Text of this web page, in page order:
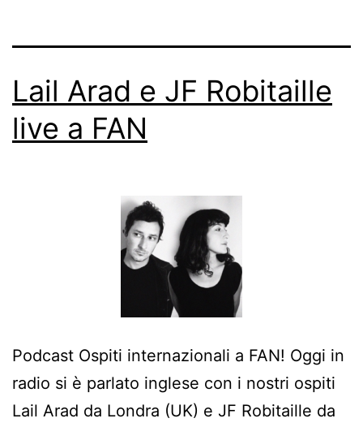
Lail Arad e JF Robitaille
live a FAN
Podcast Ospiti internazionali a FAN! Oggi in
radio si è parlato inglese con i nostri ospiti
Lail Arad da Londra (UK) e JF Robitaille da